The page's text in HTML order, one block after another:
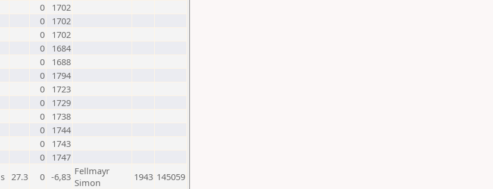
0
1702
0
1702
0
1702
0
1684
0
1688
0
1794
0
1723
0
1729
0
1738
0
1744
0
1743
0
1747
s 27.3 0 -6,83 Fellmayr
Simon
1943 145059